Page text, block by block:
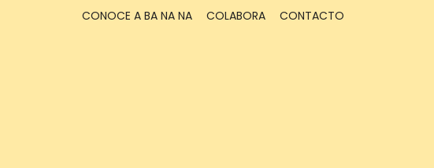
CONOCE A BA NA NA COLABORA CONTACTO